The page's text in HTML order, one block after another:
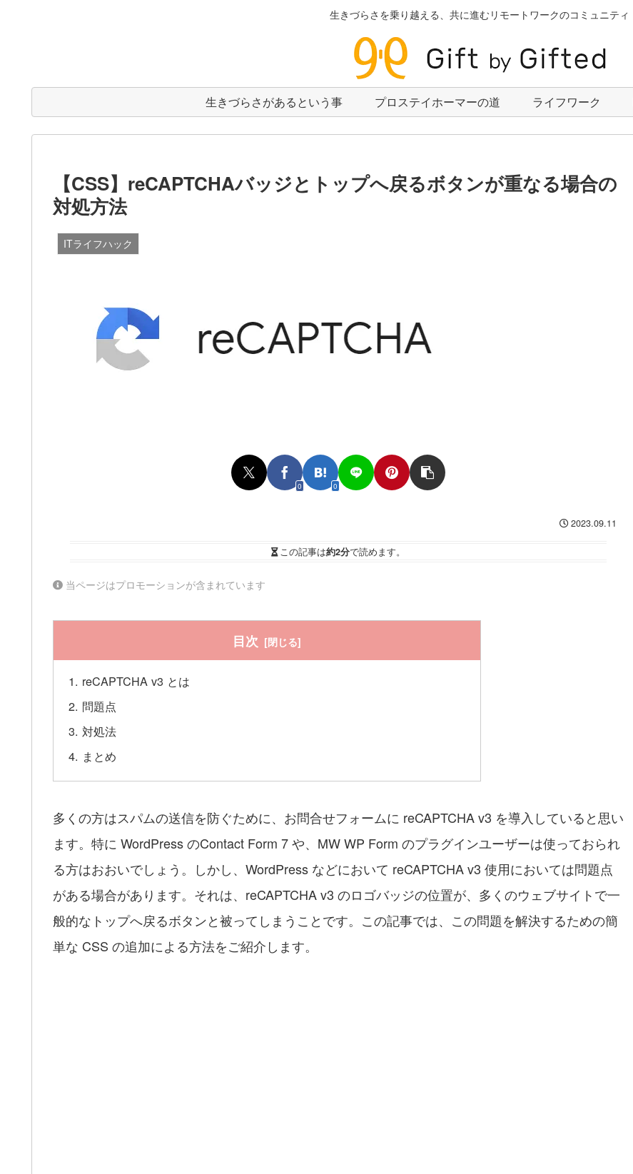
生きづらさを乗り越える、共に進むリモートワークのコミュニティ
生きづらさがあるという事 プロステイホーマーの道 ライフワーク
【CSS】reCAPTCHAバッジとトップへ戻るボタンが重なる場合の
対処方法
ITライフハック
0 0
2023.09.11
この記事は約2分で読めます。
当ページはプロモーションが含まれています
目次
reCAPTCHA v3 とは
問題点
対処法
まとめ
多くの方はスパムの送信を防ぐために、お問合せフォームに reCAPTCHA v3 を導入していると思い
ます。特に WordPress のContact Form 7 や、MW WP Form のプラグインユーザーは使っておられ
る方はおおいでしょう。しかし、WordPress などにおいて reCAPTCHA v3 使用においては問題点
がある場合があります。それは、reCAPTCHA v3 のロゴバッジの位置が、多くのウェブサイトで一
般的なトップへ戻るボタンと被ってしまうことです。この記事では、この問題を解決するための簡
単な CSS の追加による方法をご紹介します。